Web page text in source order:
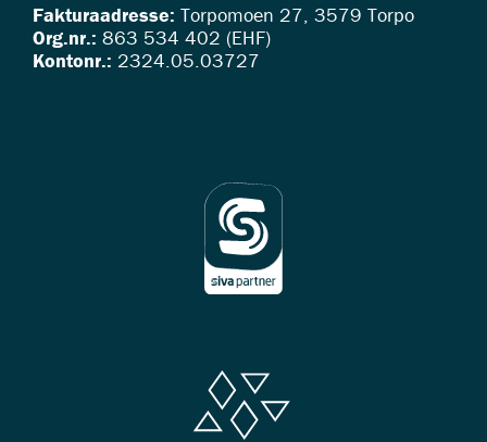
Fakturaadresse: Torpomoen 27, 3579 Torpo
Org.nr.: 863 534 402 (EHF)
Kontonr.: 2324.05.03727